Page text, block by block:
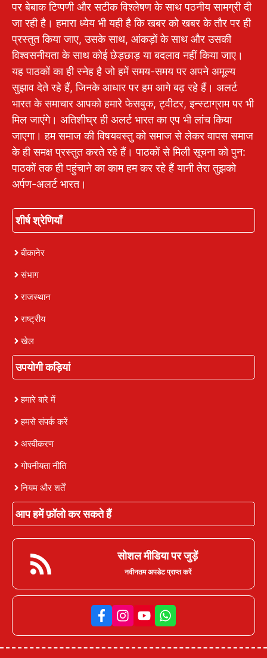
पर बेबाक टिप्पणी और सटीक विश्लेषण के साथ पठनीय सामग्री दी
जा रही है। हमारा ध्येय भी यही है कि खबर को खबर के तौर पर ही
प्रस्तुत किया जाए, उसके साथ, आंकड़ों के साथ और उसकी
विश्वसनीयता के साथ कोई छेड़छाड़ या बदलाव नहीं किया जाए।
यह पाठकों का ही स्नेह है जो हमें समय-समय पर अपने अमूल्य
सुझाव देते रहे हैं, जिनके आधार पर हम आगे बढ़ रहे हैं। अलर्ट
भारत के समाचार आपको हमारे फेसबुक, ट्वीटर, इन्स्टाग्राम पर भी
मिल जाएंगे। अतिशीघ्र ही अलर्ट भारत का एप भी लांच किया
जाएगा। हम समाज की विषयवस्तु को समाज से लेकर वापस समाज
के ही समक्ष प्रस्तुत करते रहे हैं। पाठकों से मिली सूचना को पुन:
पाठकों तक ही पहुंचाने का काम हम कर रहे हैं यानी तेरा तुझको
अर्पण-अलर्ट भारत।
शीर्ष श्रेणियाँ
बीकानेर
संभाग
राजस्थान
राष्ट्रीय
खेल
उपयोगी कड़ियां
हमारे बारे में
हमसे संपर्क करें
अस्वीकरण
गोपनीयता नीति
नियम और शर्तें
आप हमें फ़ॉलो कर सकते हैं
सोशल मीडिया पर जुड़ें
नवीनतम अपडेट प्राप्त करें